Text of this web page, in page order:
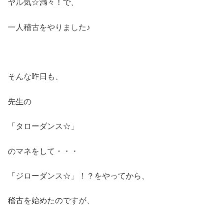
ヤル気☆満々！で、
一人稽古をやりました♪
そんな昨日も、
先生の
「タローダンス☆」
のマネをして・・・
「ジローダンス☆」！？をやってから、
稽古を始めたのですが、